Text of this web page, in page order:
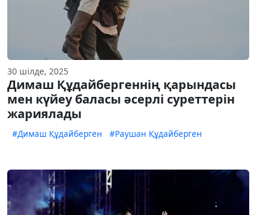
30 шілде, 2025
Димаш Құдайбергеннің қарындасы
мен күйеу баласы әсерлі суреттерін
жариялады
#Димаш Құдайберген #Раушан Құдайберген